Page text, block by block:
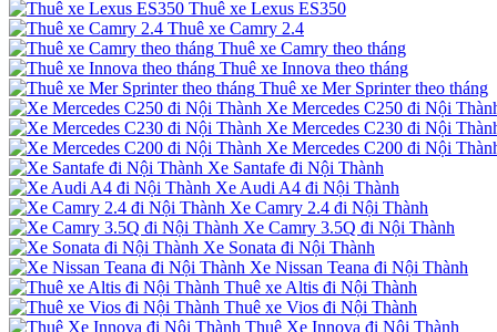
Thuê xe Lexus ES350
Thuê xe Camry 2.4
Thuê xe Camry theo tháng
Thuê xe Innova theo tháng
Thuê xe Mer Sprinter theo tháng
Xe Mercedes C250 đi Nội
Xe Mercedes C230 đi Nội
Xe Mercedes C200 đi Nội
Xe Santafe đi Nội Thành
Xe Audi A4 đi Nội Thành
Xe Camry 2.4 đi Nội Thành
Xe Camry 3.5Q đi Nội Thành
Xe Sonata đi Nội Thành
Xe Nissan Teana đi Nội Thành
Thuê xe Altis đi Nội Thành
Thuê xe Vios đi Nội Thành
Thuê Xe Innova đi Nội Thành